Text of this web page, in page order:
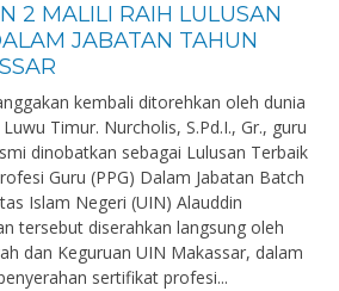
2 MALILI RAIH LULUSAN
JABATAN TAHUN
kembali ditorehkan oleh dunia
Timur. Nurcholis, S.Pd.I., Gr., guru
dinobatkan sebagai Lulusan Terbaik
Guru (PPG) Dalam Jabatan Batch
Islam Negeri (UIN) Alauddin
tersebut diserahkan langsung oleh
dan Keguruan UIN Makassar, dalam
sertifikat profesi...